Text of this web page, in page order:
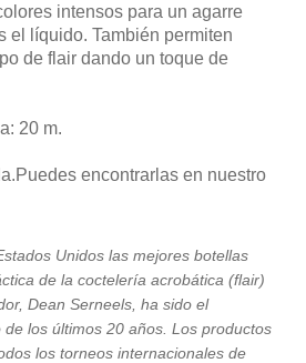
intensos para un agarre
el líquido. También permiten
de flair dando un toque de
20 m.
encontrarlas en nuestro
Unidos las mejores botellas
de la coctelería acrobática (flair)
Dean Serneels, ha sido el
los últimos 20 años. Los productos
los torneos internacionales de